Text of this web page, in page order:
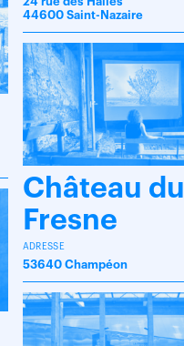
44600 Saint-Nazaire
Château du
Fresne
ADRESSE
53640 Champéon